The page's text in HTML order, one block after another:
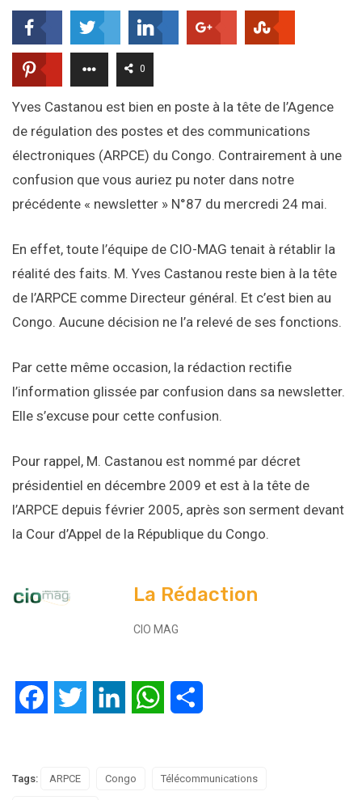
0
Yves Castanou est bien en poste à la tête de l’Agence
de régulation des postes et des communications
électroniques (ARPCE) du Congo. Contrairement à une
confusion que vous auriez pu noter dans notre
précédente « newsletter » N°87 du mercredi 24 mai.
En effet, toute l’équipe de CIO-MAG tenait à rétablir la
réalité des faits. M. Yves Castanou reste bien à la tête
de l’ARPCE comme Directeur général. Et c’est bien au
Congo. Aucune décision ne l’a relevé de ses fonctions.
Par cette même occasion, la rédaction rectifie
l’information glissée par confusion dans sa newsletter.
Elle s’excuse pour cette confusion.
Pour rappel, M. Castanou est nommé par décret
présidentiel en décembre 2009 et est à la tête de
l’ARPCE depuis février 2005, après son serment devant
la Cour d’Appel de la République du Congo.
La Rédaction
CIO MAG
FacebookTwitter LinkedIn WhatsApp
Tags: ARPCE Congo Télécommunications